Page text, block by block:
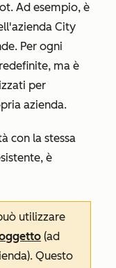
Ad esempio, è
City
Per ogni
ma è
per
azienda.
con la stessa
è
utilizzare
(ad
Questo